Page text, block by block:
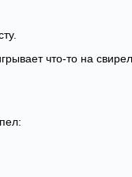
что-то на